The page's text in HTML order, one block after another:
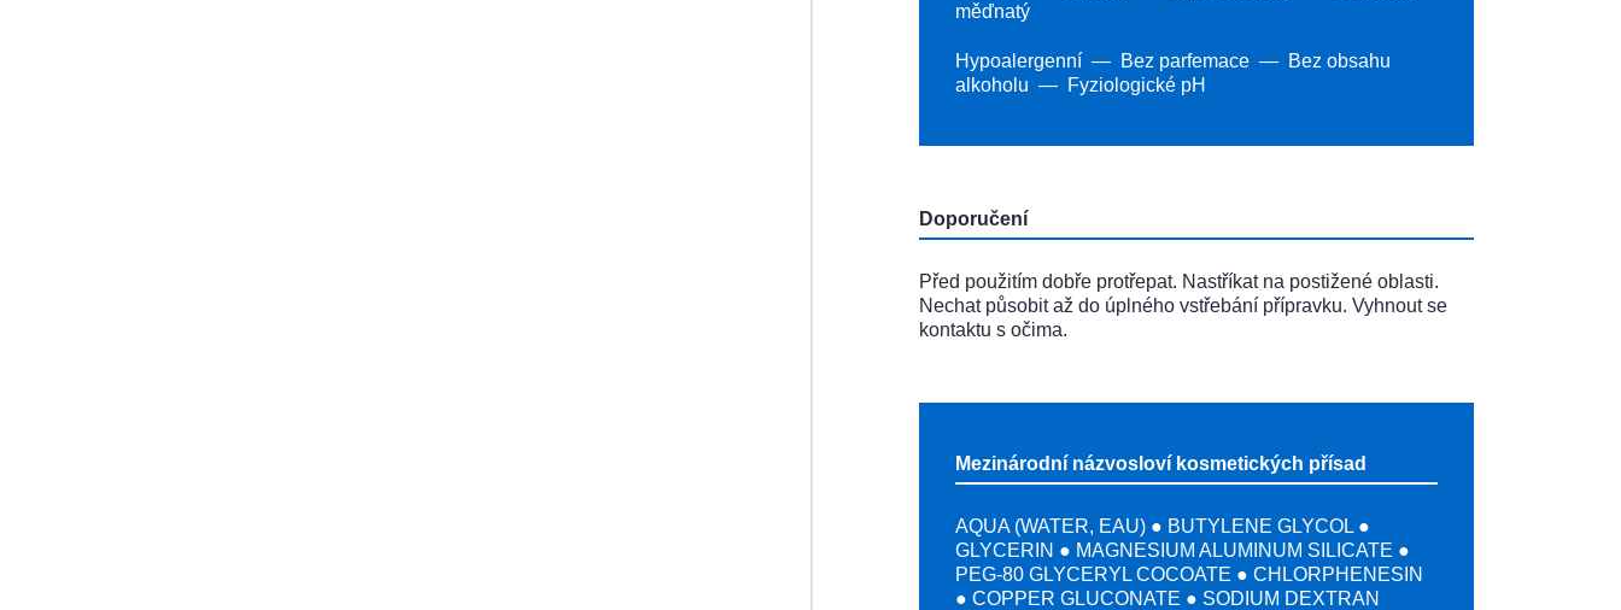
měďnatý
Hypoalergenní Bez parfemace
Bez obsahu
alkoholu
Fyziologické pH
Doporučení
Před použitím dobře protřepat. Nastříkat na postižené oblasti.
Nechat působit až do úplného vstřebání přípravku. Vyhnout se
kontaktu s očima.
Mezinárodní názvosloví kosmetických přísad
AQUA (WATER, EAU) ● BUTYLENE GLYCOL ●
GLYCERIN ● MAGNESIUM ALUMINUM SILICATE ●
PEG-80 GLYCERYL COCOATE ● CHLORPHENESIN
● COPPER GLUCONATE ● SODIUM DEXTRAN